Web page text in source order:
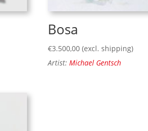
Bosa
€3.500,00 (excl. shipping)
Artist:Michael Gentsch